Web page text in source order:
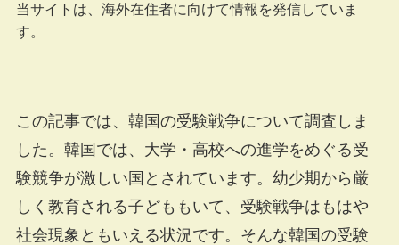
当サイトは、海外在住者に向けて情報を発信していま
す。
この記事では、韓国の受験戦争について調査しま
した。韓国では、大学・高校への進学をめぐる受
験競争が激しい国とされています。幼少期から厳
しく教育される子どももいて、受験戦争はもはや
社会現象ともいえる状況です。そんな韓国の受験